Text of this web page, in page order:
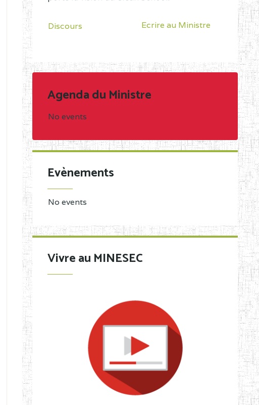
Discours Ecrire au Ministre
Agenda du Ministre
No events
Evènements
No events
Vivre au MINESEC